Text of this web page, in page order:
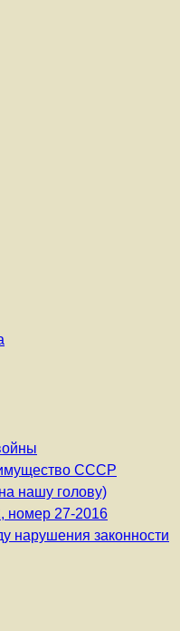
СССР
нашу голову)
номер 27-2016
нарушения законности